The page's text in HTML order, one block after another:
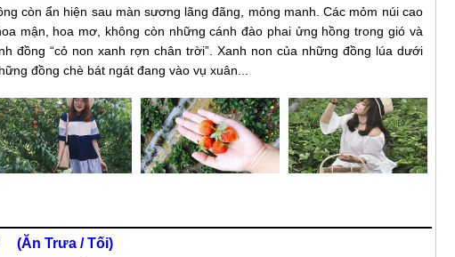
còn ẩn hiện sau màn sương lãng đãng, mỏng manh. Các mỏm núi cao
mận, hoa mơ, không còn những cánh đào phai ửng hồng trong gió và
đồng “cỏ non xanh rợn chân trời”. Xanh non của những đồng lúa dưới
đồng chè bát ngát đang vào vụ xuân...
(Ăn Trưa / Tối)